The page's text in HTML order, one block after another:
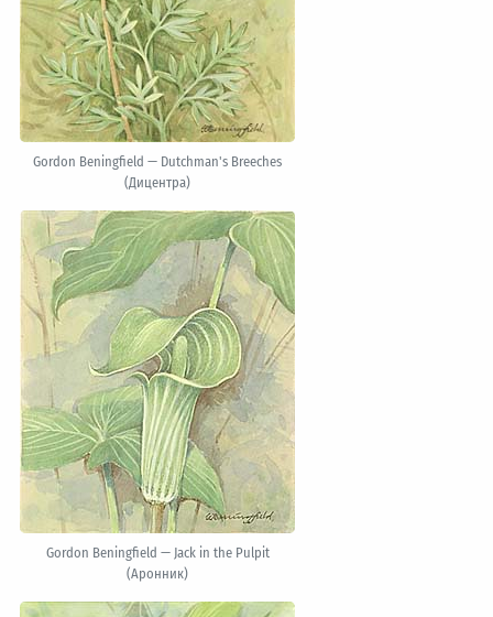
Gordon Beningfield — Dutchman's Breeches
(Дицентра)
Gordon Beningfield — Jack in the Pulpit
(Аронник)